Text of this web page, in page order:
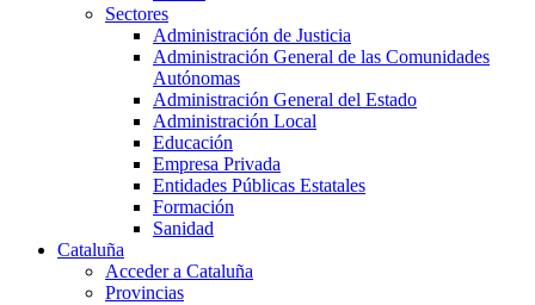
Sectores
Administración de Justicia
Administración General de las Comunidades
Autónomas
Administración General del Estado
Administración Local
Educación
Empresa Privada
Entidades Públicas Estatales
Formación
Sanidad
Cataluña
Acceder a Cataluña
Provincias